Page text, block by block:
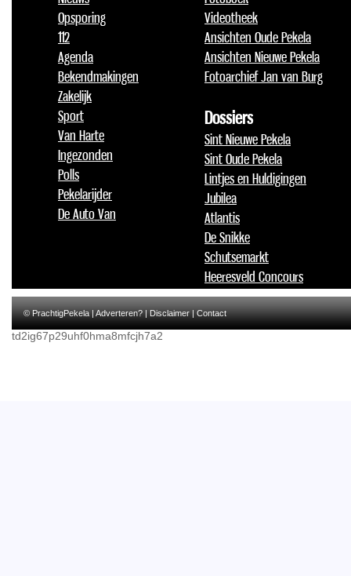
Opsporing
112
Agenda
Bekendmakingen
Zakelijk
Sport
Van Harte
Ingezonden
Polls
Pekelarijder
De Auto Van
Videotheek
Ansichten Oude Pekela
Ansichten Nieuwe Pekela
Fotoarchief Jan van Burg
Dossiers
Sint Nieuwe Pekela
Sint Oude Pekela
Lintjes en Huldigingen
Jubilea
Atlantis
De Snikke
Schutsemarkt
Heeresveld Concours
© PrachtigPekela |Adverteren?|Disclaimer|Contact
td2ig67p29uhf0hma8mfcjh7a2